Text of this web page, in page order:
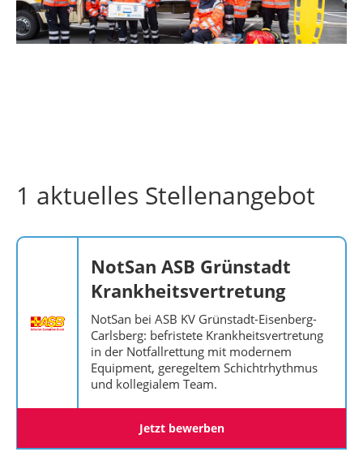
1 aktuelles Stellenangebot
NotSan ASB Grünstadt
Krankheitsvertretung
NotSan bei ASB KV Grünstadt-Eisenberg-
Carlsberg: befristete Krankheitsvertretung
in der Notfallrettung mit modernem
Equipment, geregeltem Schichtrhythmus
und kollegialem Team.
Jetzt bewerben